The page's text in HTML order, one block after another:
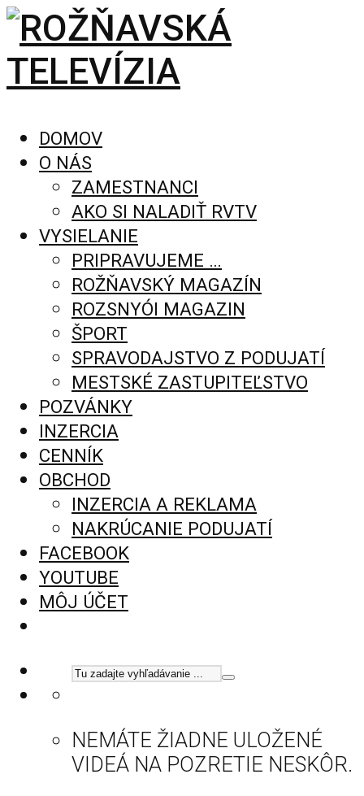
DOMOV
O NÁS
ZAMESTNANCI
AKO SI NALADIŤ RVTV
VYSIELANIE
PRIPRAVUJEME …
ROŽŇAVSKÝ MAGAZÍN
ROZSNYÓI MAGAZIN
ŠPORT
SPRAVODAJSTVO Z PODUJATÍ
MESTSKÉ ZASTUPITEĽSTVO
POZVÁNKY
INZERCIA
CENNÍK
OBCHOD
INZERCIA A REKLAMA
NAKRÚCANIE PODUJATÍ
FACEBOOK
YOUTUBE
MÔJ ÚČET
NEMÁTE ŽIADNE ULOŽENÉ
VIDEÁ NA POZRETIE NESKÔR.